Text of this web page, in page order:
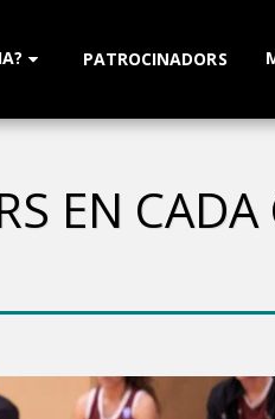
PATROCINADORS
EN